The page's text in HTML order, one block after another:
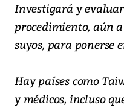
Investigará y
procedimiento, aún a
suyos, para ponerse
Hay países como
y médicos, incluso